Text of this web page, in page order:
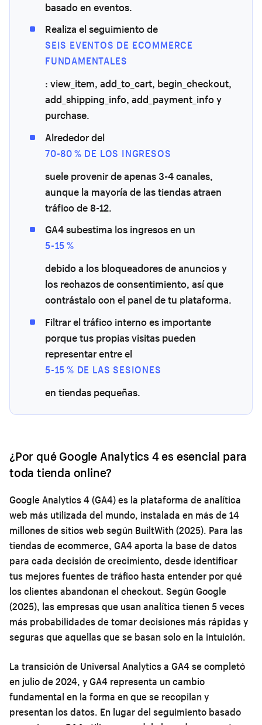
basado en eventos.
Realiza el seguimiento de
SEIS EVENTOS DE ECOMMERCE
FUNDAMENTALES
: view_item, add_to_cart, begin_checkout,
add_shipping_info, add_payment_info y
purchase.
Alrededor del
70-80 % DE LOS INGRESOS
suele provenir de apenas 3-4 canales,
aunque la mayoría de las tiendas atraen
tráfico de 8-12.
GA4 subestima los ingresos en un
5-15 %
debido a los bloqueadores de anuncios y
los rechazos de consentimiento, así que
contrástalo con el panel de tu plataforma.
Filtrar el tráfico interno es importante
porque tus propias visitas pueden
representar entre el
5-15 % DE LAS SESIONES
en tiendas pequeñas.
¿Por qué Google Analytics 4 es esencial para
toda tienda online?
Google Analytics 4 (GA4) es la plataforma de analítica
web más utilizada del mundo, instalada en más de 14
millones de sitios web según BuiltWith (2025). Para las
tiendas de ecommerce, GA4 aporta la base de datos
para cada decisión de crecimiento, desde identificar
tus mejores fuentes de tráfico hasta entender por qué
los clientes abandonan el checkout. Según Google
(2025), las empresas que usan analítica tienen 5 veces
más probabilidades de tomar decisiones más rápidas y
seguras que aquellas que se basan solo en la intuición.
La transición de Universal Analytics a GA4 se completó
en julio de 2024, y GA4 representa un cambio
fundamental en la forma en que se recopilan y
presentan los datos. En lugar del seguimiento basado